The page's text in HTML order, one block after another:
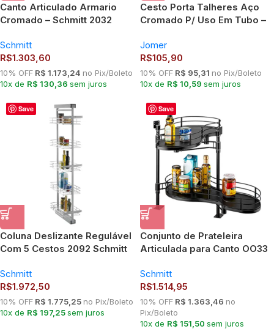
Canto Articulado Armario
Cromado – Schmitt 2032
Schmitt
R$1.303,60
10% OFF R$ 1.173,24 no Pix/Boleto
10x de R$ 130,36 sem juros
Cesto Porta Talheres Aço
Cromado P/ Uso Em Tubo –
Jomer
R$105,90
10% OFF R$ 95,31 no Pix/Boleto
10x de R$ 10,59 sem juros
Save
Coluna Deslizante Regulável
Com 5 Cestos 2092 Schmitt
Schmitt
R$1.972,50
10% OFF R$ 1.775,25 no Pix/Boleto
10x de R$ 197,25sem juros
Save
Conjunto de Prateleira
Articulada para Canto OO33
Schmitt
R$1.514,95
10% OFF R$ 1.363,46 no
Pix/Boleto
10x de R$ 151,50 sem juros